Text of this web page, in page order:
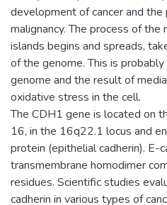
development of cancer and the
malignancy. The process of
islands begins and spreads,
of the genome. This is
genome and the result of
oxidative stress in the cell.
The CDH1 gene is located on
16, in the 16q22.1 locus and
protein (epithelial cadherin). E-
transmembrane homodimer
residues. Scientific studies
cadherin in various types of